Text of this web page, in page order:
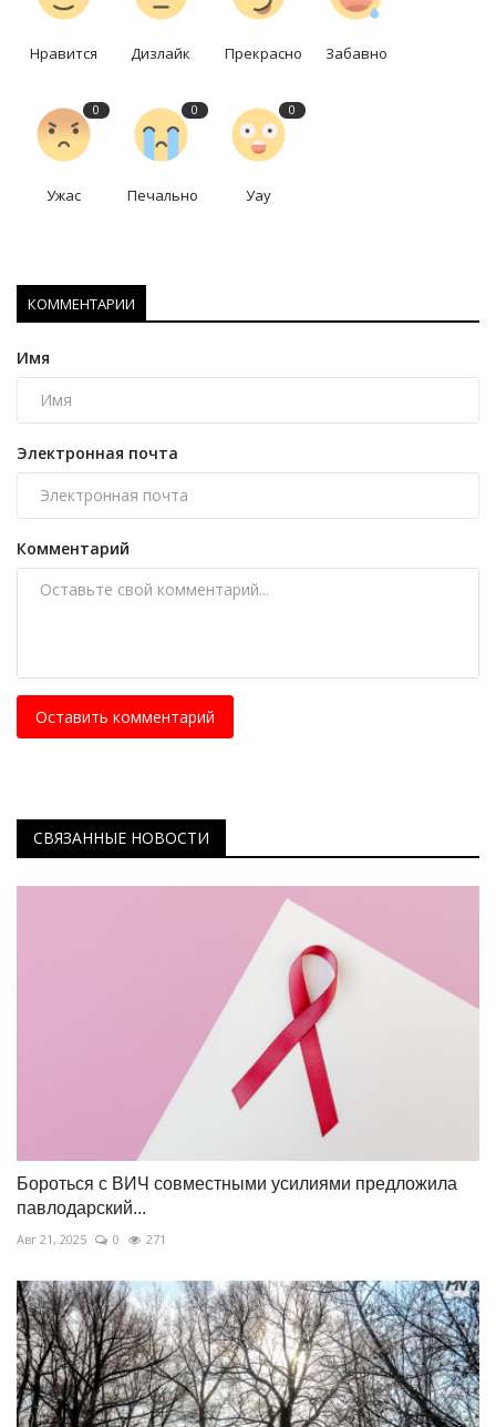
Нравится Дизлайк Прекрасно Забавно
0
Ужас
0
Печально
0
Уау
КОММЕНТАРИИ
Имя
Электронная почта
Комментарий
Оставить комментарий
СВЯЗАННЫЕ НОВОСТИ
Бороться с ВИЧ совместными усилиями предложила
павлодарский...
Авг 21, 2025 0 271